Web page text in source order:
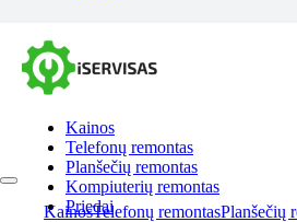
Kainos
Telefonų remontas
Planšečių remontas
Kompiuterių remontas
Priedai
KainosTelefonų remontasPlanšečių